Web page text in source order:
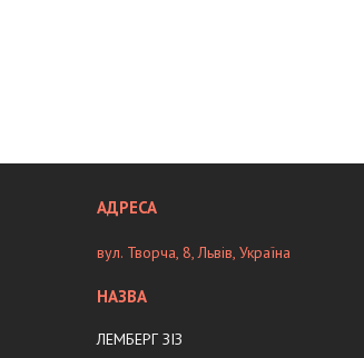
вул. Творча, 8, Львів, Україна
ЛЕМБЕРГ ЗІЗ